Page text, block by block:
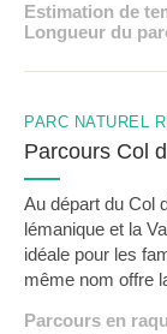
Estimation de
Longueur du
PARC NATUREL
Parcours Col
Au départ du Col
lémanique et la
idéale pour les
même nom offre
Parcours en